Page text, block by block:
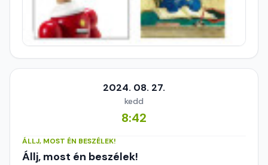
2024. 08. 27.
kedd
8:42
ÁLLJ, MOST ÉN BESZÉLEK!
Állj, most én beszélek!